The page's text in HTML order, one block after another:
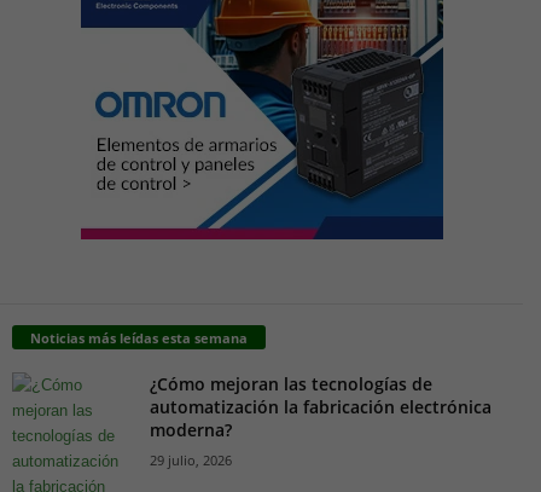
Noticias más leídas esta semana
¿Cómo mejoran las tecnologías de
automatización la fabricación electrónica
moderna?
29 julio, 2026